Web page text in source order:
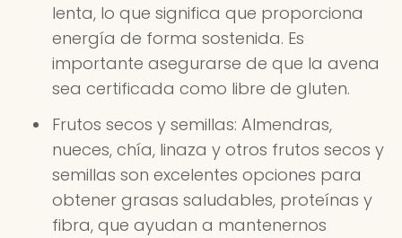
lenta, lo que significa que proporciona
energía de forma sostenida. Es
importante asegurarse de que la avena
sea certificada como libre de gluten.
Frutos secos y semillas: Almendras,
nueces, chía, linaza y otros frutos secos y
semillas son excelentes opciones para
obtener grasas saludables, proteínas y
fibra, que ayudan a mantenernos